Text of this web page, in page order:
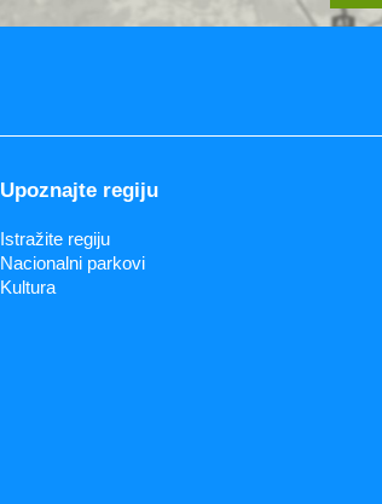
Upoznajte regiju
Istražite regiju
Nacionalni parkovi
Kultura